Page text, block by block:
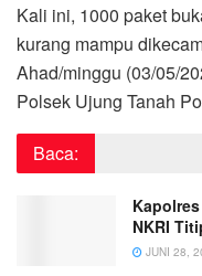
Kali ini, 1000 paket
kurang mampu
Ahad/minggu (03/05/
Polsek Ujung Tanah
Baca:
NKRI
JUNI 28,